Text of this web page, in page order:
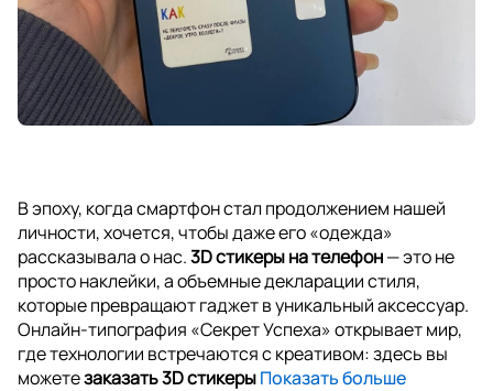
В эпоху, когда смартфон стал продолжением нашей
личности, хочется, чтобы даже его «одежда»
рассказывала о нас.3D стикеры на телефон— это не
просто наклейки, а объемные декларации стиля,
которые превращают гаджет в уникальный аксессуар.
Онлайн-типография «Секрет Успеха» открывает мир,
где технологии встречаются с креативом: здесь вы
можетезаказать 3D стикерыПоказать больше